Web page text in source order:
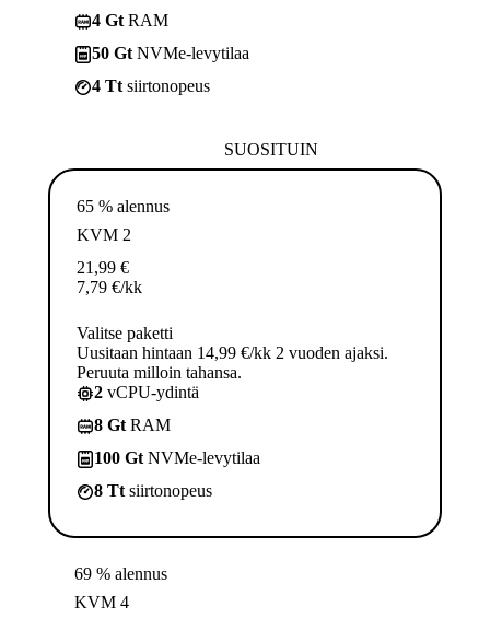
4 Gt RAM
50 Gt NVMe-levytilaa
4 Tt siirtonopeus
SUOSITUIN
65 % alennus
KVM 2
21,99 €
7,79 €/kk
Valitse paketti
Uusitaan hintaan 14,99 €/kk 2 vuoden ajaksi.
Peruuta milloin tahansa.
2 vCPU-ydintä
8 Gt RAM
100 Gt NVMe-levytilaa
8 Tt siirtonopeus
69 % alennus
KVM 4